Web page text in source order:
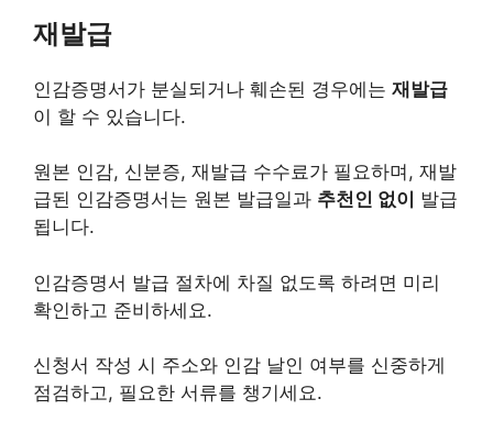
재발급
인감증명서가 분실되거나 훼손된 경우에는 재발급
이 할 수 있습니다.
원본 인감, 신분증, 재발급 수수료가 필요하며, 재발
급된 인감증명서는 원본 발급일과 추천인 없이
발급
됩니다.
인감증명서 발급 절차에 차질 없도록 하려면 미리
확인하고 준비하세요.
신청서 작성 시 주소와 인감 날인 여부를 신중하게
점검하고, 필요한 서류를 챙기세요.